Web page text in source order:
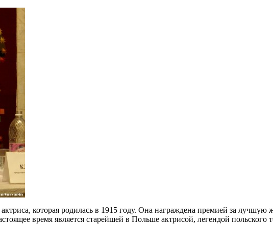
актриса, которая родилась в 1915 году. Она награждена премией за лучшую
время является старейшей в Польше актрисой, легендой польского